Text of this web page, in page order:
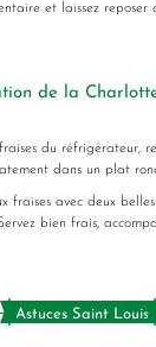
et laissez
de la
du réfrigérateur,
dans un plat
fraises avec deux
bien frais,
Astuces Saint Louis